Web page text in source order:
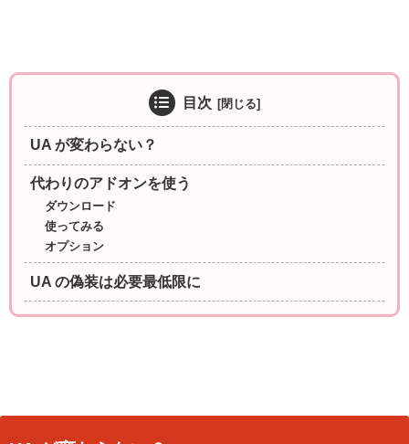
目次
UA が変わらない？
代わりのアドオンを使う
ダウンロード
使ってみる
オプション
UA の偽装は必要最低限に